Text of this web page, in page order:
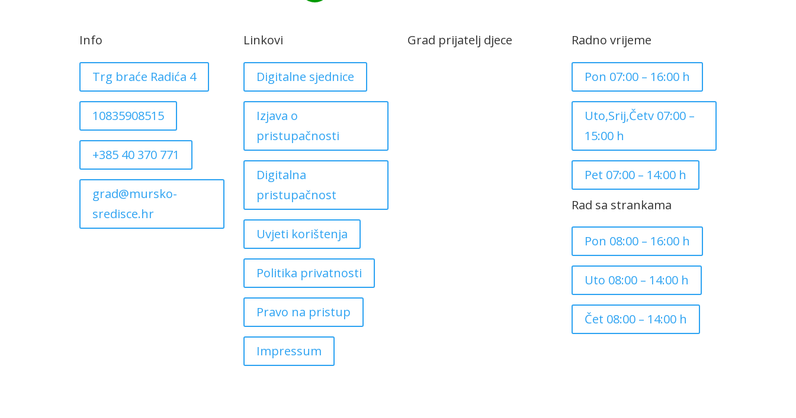
Info
Trg braće Radića 4
10835908515
+385 40 370 771
grad@mursko-
sredisce.hr
Linkovi
Digitalne sjednice
Izjava o
pristupačnosti
Digitalna
pristupačnost
Uvjeti korištenja
Politika privatnosti
Pravo na pristup
Impressum
Grad prijatelj djece Radno vrijeme
Pon 07:00 – 16:00 h
Uto,Srij,Četv 07:00 –
15:00 h
Pet 07:00 – 14:00 h
Rad sa strankama
Pon 08:00 – 16:00 h
Uto 08:00 – 14:00 h
Čet 08:00 – 14:00 h